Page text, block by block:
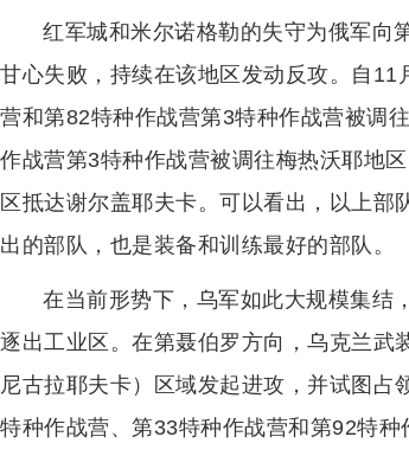
红军城和米尔诺格勒的失守为俄军向
甘心失败，持续在该地区发动反攻。自
营和第82特种作战营第3特种作战营被调
作战营第3特种作战营被调往梅热沃耶地
区抵达谢尔盖耶夫卡。可以看出，以上
出的部队，也是装备和训练最好的部队。
在当前形势下，乌军如此大规模集结
逐出工业区。在第聂伯罗方向，乌克兰武
尼古拉耶夫卡）区域发起进攻，并试图
特种作战营、第33特种作战营和第92特